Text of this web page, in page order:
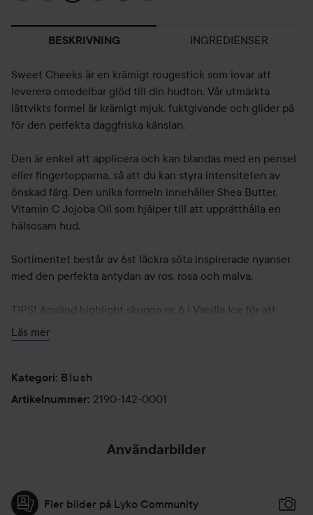
BESKRIVNING INGREDIENSER
Sweet Cheeks är en krämigt rougestick som lovar att
leverera omedelbar glöd till din hudton. Vår utmärkta
lättvikts formel är krämigt mjuk, fuktgivande och glider på
för den perfekta daggfriska känslan.
Den är enkel att applicera och kan blandas med en pensel
eller fingertopparna, så att du kan styra intensiteten av
önskad färg. Den unika formeln innehåller Shea Butter,
Vitamin C Jojoba Oil som hjälper till att upprätthålla en
hälsosam hud.
Sortimentet består av 6st läckra söta inspirerade nyanser
med den perfekta antydan av ros, rosa och malva.
TIPS! Använd highlight skugga nr. 6 i Vanilla Ice för att
slutföra din konturerad look. Detta är ditt hemliga vapen
för en hälsosam glöd och ett måste i allas sminkväska!
6 g
Läs mer
Kategori: Blush
Artikelnummer: 2190-142-0001
Användarbilder
Fler bilder på Lyko Community